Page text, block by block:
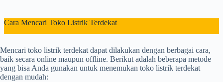
Cara Mencari Toko Listrik Terdekat
Mencari toko listrik terdekat dapat dilakukan dengan berbagai cara,
baik secara online maupun offline. Berikut adalah beberapa metode
yang bisa Anda gunakan untuk menemukan toko listrik terdekat
dengan mudah: